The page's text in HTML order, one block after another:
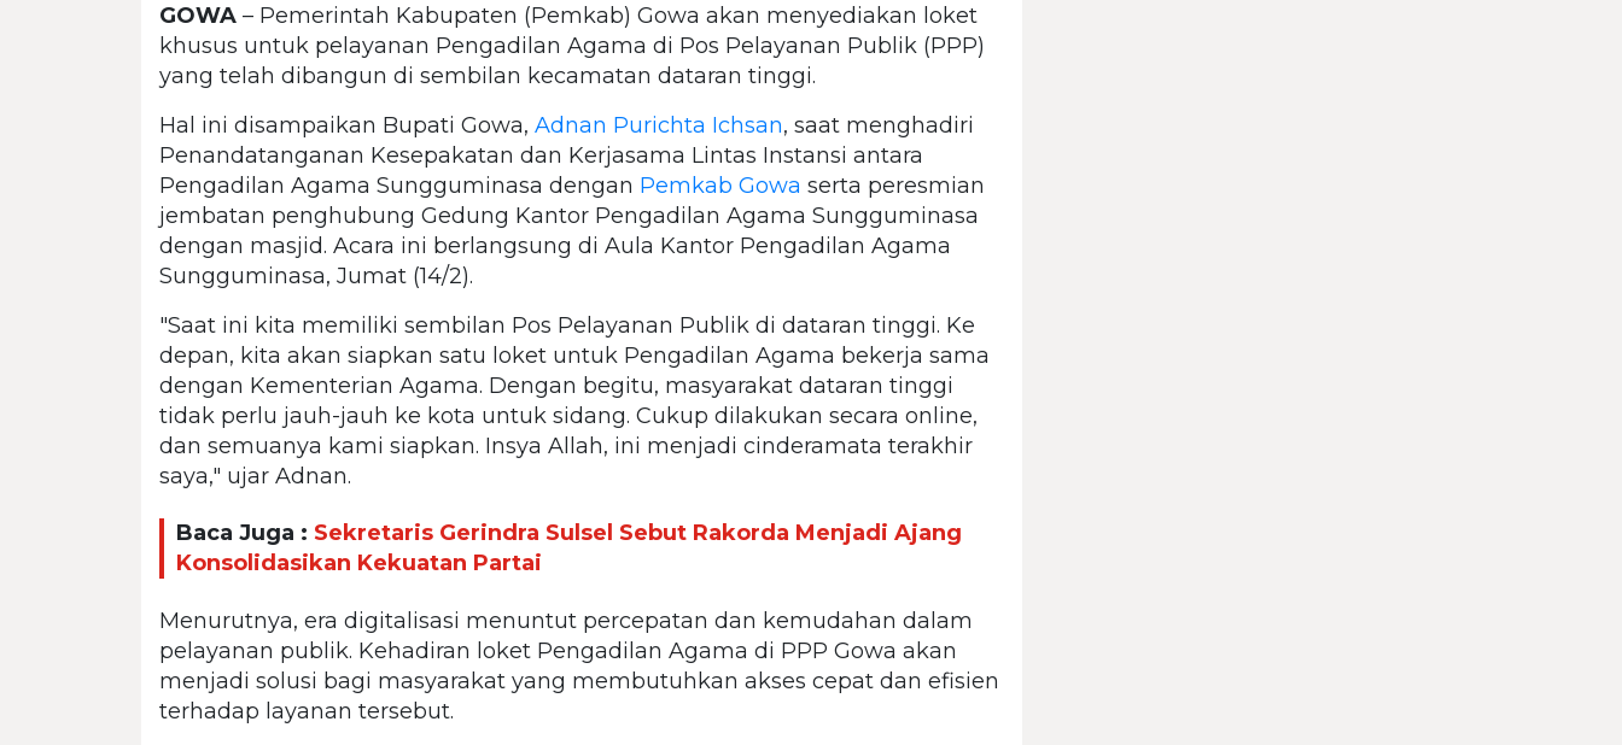
GOWA – Pemerintah Kabupaten (Pemkab) Gowa akan menyediakan loket
khusus untuk pelayanan Pengadilan Agama di Pos Pelayanan Publik (PPP)
yang telah dibangun di sembilan kecamatan dataran tinggi.
Hal ini disampaikan Bupati Gowa, Adnan Purichta Ichsan, saat menghadiri
Penandatanganan Kesepakatan dan Kerjasama Lintas Instansi antara
Pengadilan Agama Sungguminasa dengan Pemkab Gowa serta peresmian
jembatan penghubung Gedung Kantor Pengadilan Agama Sungguminasa
dengan masjid. Acara ini berlangsung di Aula Kantor Pengadilan Agama
Sungguminasa, Jumat (14/2).
"Saat ini kita memiliki sembilan Pos Pelayanan Publik di dataran tinggi. Ke
depan, kita akan siapkan satu loket untuk Pengadilan Agama bekerja sama
dengan Kementerian Agama. Dengan begitu, masyarakat dataran tinggi
tidak perlu jauh-jauh ke kota untuk sidang. Cukup dilakukan secara online,
dan semuanya kami siapkan. Insya Allah, ini menjadi cinderamata terakhir
saya," ujar Adnan.
Baca Juga : Sekretaris Gerindra Sulsel Sebut Rakorda Menjadi Ajang
Konsolidasikan Kekuatan Partai
Menurutnya, era digitalisasi menuntut percepatan dan kemudahan dalam
pelayanan publik. Kehadiran loket Pengadilan Agama di PPP Gowa akan
menjadi solusi bagi masyarakat yang membutuhkan akses cepat dan efisien
terhadap layanan tersebut.